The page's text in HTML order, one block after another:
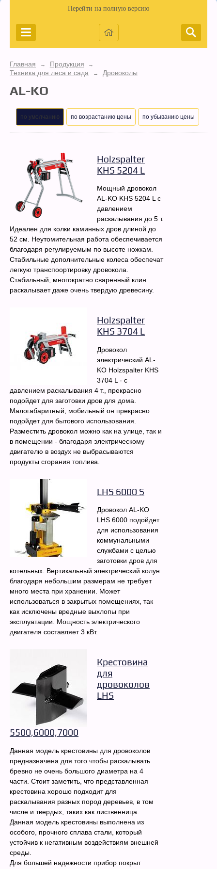
Перейти на полную версию
Главная → Продукция →
Техника для леса и сада → Дровоколы
AL-KO
по умолчанию по возрастанию цены по убыванию цены
Holzspalter
KHS 5204 L
Мощный дровокол
AL-KO KHS 5204 L с
давлением
раскалывания до 5 т.
Идеален для колки каминных дров длиной до
52 см. Неутомительная работа обеспечивается
благодаря регулируемым по высоте ножкам.
Стабильные дополнительные колеса обеспечат
легкую транспоортировку дровокола.
Стабильный, многократно сваренный клин
раскалывает даже очень твердую древесину.
Holzspalter
KHS 3704 L
Дровокол
электрический AL-
KO Holzspalter KHS
3704 L - с
давлением раскалывания 4 т., прекрасно
подойдет для заготовки дров для дома.
Малогабаритный, мобильный он прекрасно
подойдет для бытового использования.
Разместить дровокол можно как на улице, так и
в помещении - благодаря электрическому
двигателю в воздух не выбрасываются
продукты сгорания топлива.
LHS 6000 S
Дровокол AL-KO
LHS 6000 подойдет
для использования
коммунальными
службами с целью
заготовки дров для
котельных. Вертикальный электрический колун
благодаря небольшим размерам не требует
много места при хранении. Может
использоваться в закрытых помещениях, так
как исключены вредные выхлопы при
эксплуатации. Мощность электрического
двигателя составляет 3 кВт.
Крестовина
для
дровоколов
LHS
5500,6000,7000
Данная модель крестовины для дровоколов
предназначена для того чтобы раскалывать
бревно не очень большого диаметра на 4
части. Стоит заметить, что представленная
крестовина хорошо подходит для
раскалывания разных пород деревьев, в том
числе и твердых, таких как лиственница.
Данная модель крестовины выполнена из
особого, прочного сплава стали, который
устойчив к негативным воздействиям внешней
среды.
Для большей надежности прибор покрыт